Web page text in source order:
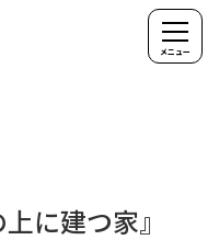
上に建つ家』